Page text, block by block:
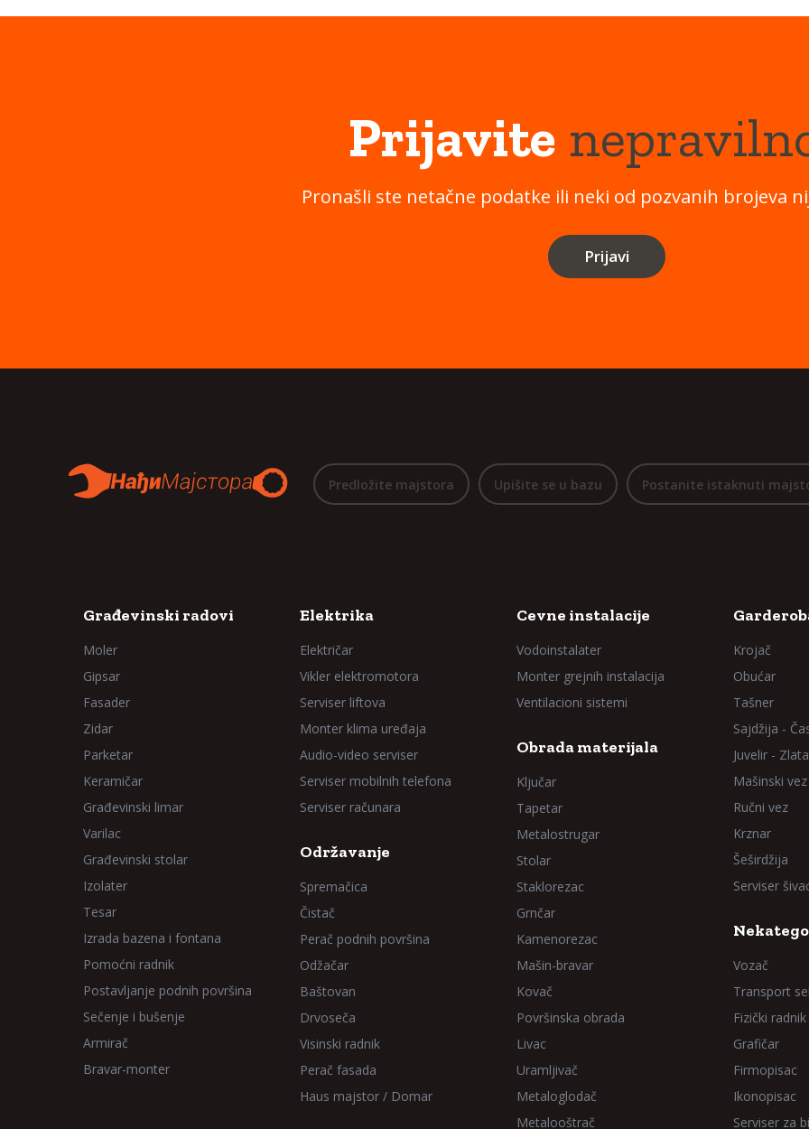
Prijavite
Pronašli ste netačne podatke ili neki od pozvanih brojeva
Prijavi
Predložite majstora Upišite se u bazu Postanite istaknuti
Građevinski radovi
Moler
Gipsar
Fasader
Zidar
Parketar
Keramičar
Građevinski limar
Varilac
Građevinski stolar
Izolater
Tesar
Izrada bazena i fontana
Pomoćni radnik
Postavljanje podnih površina
Sečenje i bušenje
Armirač
Bravar-monter
Elektrika
Električar
Vikler elektromotora
Serviser liftova
Monter klima uređaja
Audio-video serviser
Serviser mobilnih telefona
Serviser računara
Održavanje
Spremačica
Čistač
Perač podnih površina
Odžačar
Baštovan
Drvoseča
Visinski radnik
Perač fasada
Haus majstor / Domar
Cevne instalacije
Vodoinstalater
Monter grejnih instalacija
Ventilacioni sistemi
Obrada materijala
Ključar
Tapetar
Metalostrugar
Stolar
Staklorezac
Grnčar
Kamenorezac
Mašin-bravar
Kovač
Površinska obrada
Livac
Uramljivač
Metaloglodač
Metalooštrač
Krojač
Obućar
Tašner
Sajdžija -
Juvelir -
Mašinski vez
Ručni vez
Krznar
Šeširdžija
Serviser
Vozač
Transport
Fizički radnik
Grafičar
Firmopisac
Ikonopisac
Serviser za